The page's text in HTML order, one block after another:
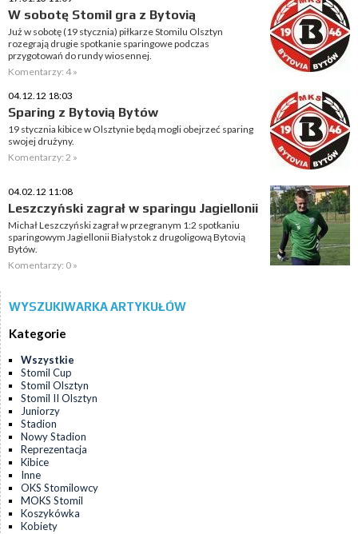
W sobotę Stomil gra z Bytovią
Już w sobotę (19 stycznia) piłkarze Stomilu Olsztyn
rozegrają drugie spotkanie sparingowe podczas
przygotowań do rundy wiosennej.
Komentarzy: 4 »
04.12.12 18:03
Sparing z Bytovią Bytów
19 stycznia kibice w Olsztynie będą mogli obejrzeć sparing
swojej drużyny.
Komentarzy: 2 »
04.02.12 11:08
Leszczyński zagrał w sparingu Jagiellonii
Michał Leszczyński zagrał w przegranym 1:2 spotkaniu
sparingowym Jagiellonii Białystok z drugoligową Bytovią
Bytów.
Komentarzy: 0 »
WYSZUKIWARKA ARTYKUŁÓW
Kategorie
Wszystkie
Stomil Cup
Stomil Olsztyn
Stomil II Olsztyn
Juniorzy
Stadion
Nowy Stadion
Reprezentacja
Kibice
Inne
OKS Stomilowcy
MOKS Stomil
Koszykówka
Kobiety